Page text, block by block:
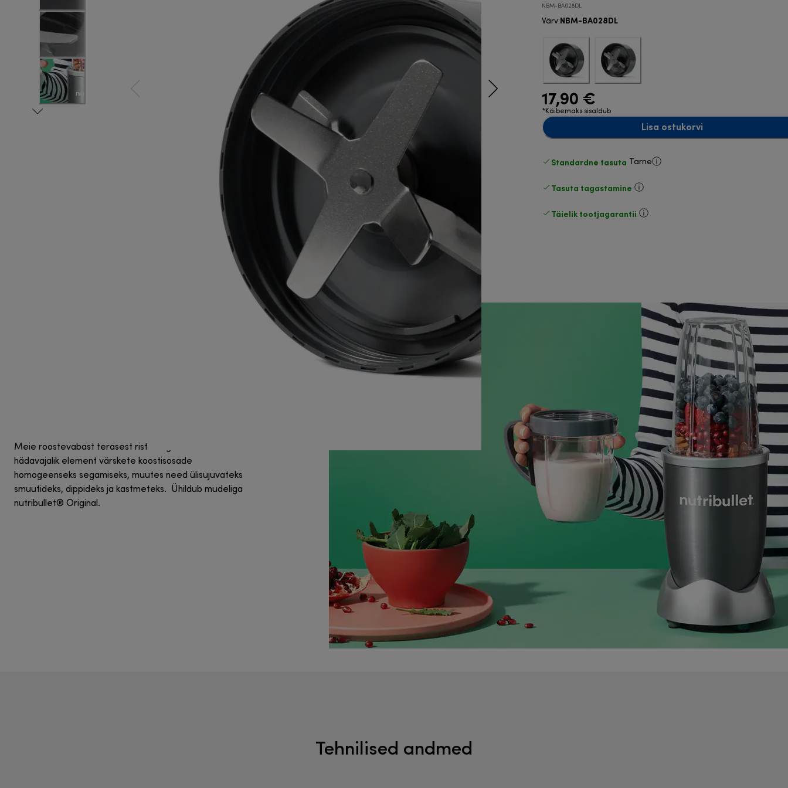
NBM-BA028DL
Värv:NBM-BA028DL
17,90 €
*Käibemaks sisaldub
Lisa ostukorvi
Standardne tasuta Tarne
Tasuta tagastamine
Täielik tootjagarantii
Meie roostevabast terasest ristteraga ekstraktor on
hädavajalik element värskete koostisosade
homogeenseks segamiseks, muutes need ülisujuvateks
smuutideks, dippideks ja kastmeteks. Ühildub mudeliga
nutribullet® Original.
Tehnilised andmed